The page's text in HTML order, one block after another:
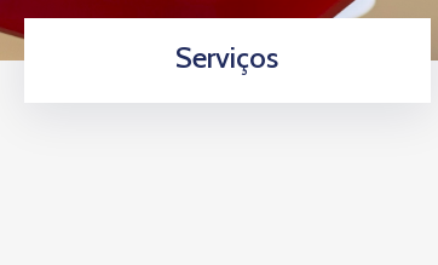
Serviços